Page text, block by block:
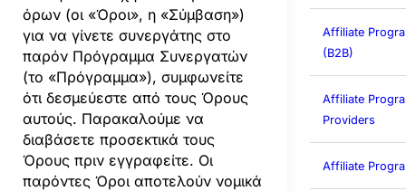
όρων (οι «Όροι», η «Σύμβαση»)
για να γίνετε συνεργάτης στο
παρόν Πρόγραμμα Συνεργατών
(το «Πρόγραμμα»), συμφωνείτε
ότι δεσμεύεστε από τους Όρους
αυτούς. Παρακαλούμε να
διαβάσετε προσεκτικά τους
Όρους πριν εγγραφείτε. Οι
παρόντες Όροι αποτελούν νομικά
Affiliate
(B2B)
Affiliate
Providers
Affiliate